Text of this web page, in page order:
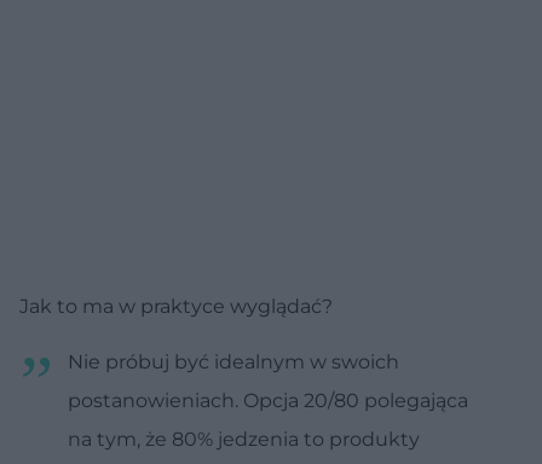
Jak to ma w praktyce wyglądać?
Nie próbuj być idealnym w swoich
postanowieniach. Opcja 20/80 polegająca
na tym, że 80% jedzenia to produkty